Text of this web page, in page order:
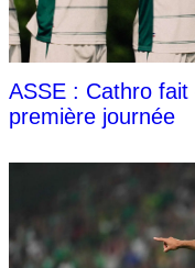
ASSE : Cathro
première journée